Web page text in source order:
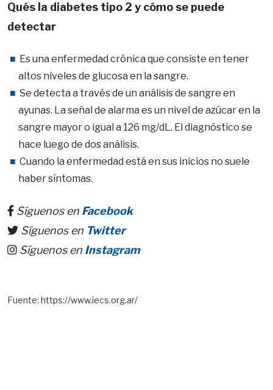
Qués la diabetes tipo 2 y cómo se puede
detectar
Es una enfermedad crónica que consiste en tener
altos niveles de glucosa en la sangre.
Se detecta a través de un análisis de sangre en
ayunas. La señal de alarma es un nivel de azúcar en la
sangre mayor o igual a 126 mg/dL. El diagnóstico se
hace luego de dos análisis.
Cuando la enfermedad está en sus inicios no suele
haber síntomas.
Síguenos en Facebook
Síguenos en Twitter
Síguenos en Instagram
Fuente: https://www.iecs.org.ar/